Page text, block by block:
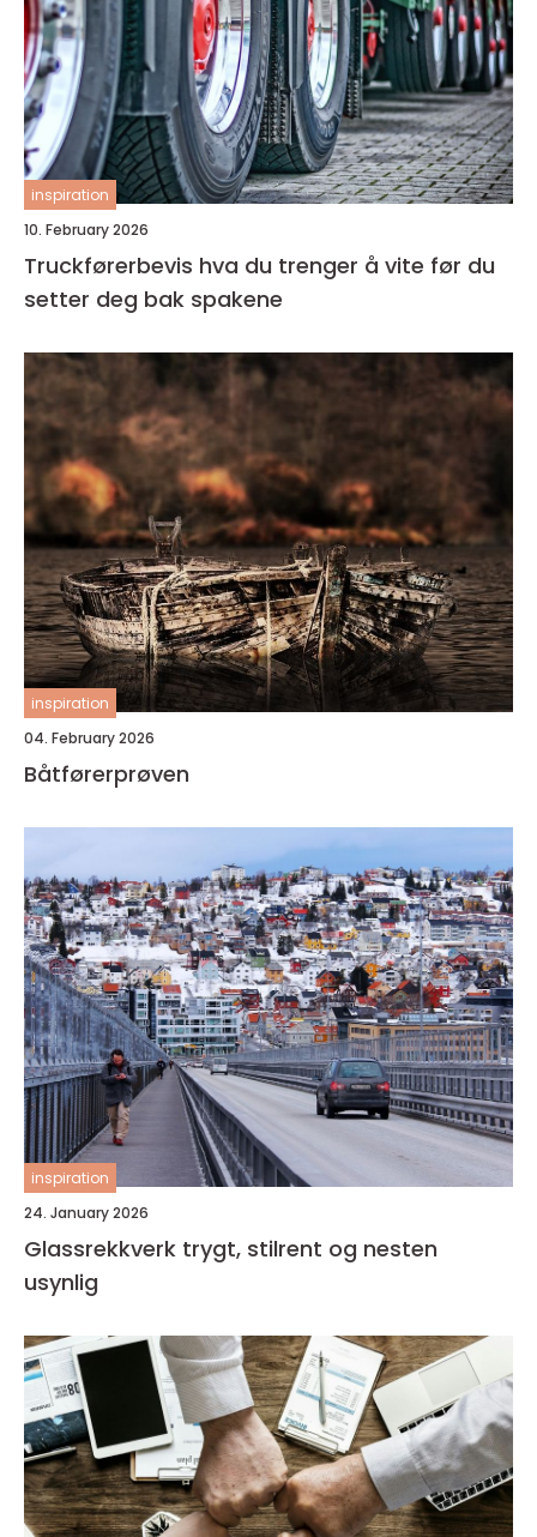
inspiration
10. February 2026
Truckførerbevis hva du trenger å vite før du
setter deg bak spakene
inspiration
04. February 2026
Båtførerprøven
inspiration
24. January 2026
Glassrekkverk trygt, stilrent og nesten
usynlig